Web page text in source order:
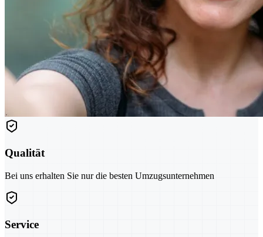
Qualität
Bei uns erhalten Sie nur die besten Umzugsunternehmen
Service